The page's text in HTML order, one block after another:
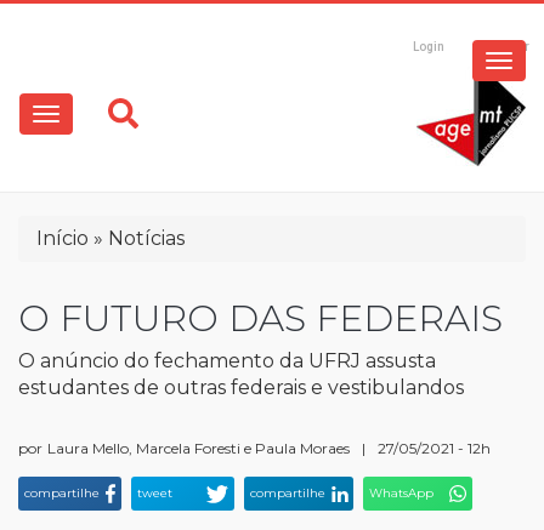
conteúdo
principal
Login Registrar
Main
navigation
Trilha
navegação
Início Notícias
O FUTURO DAS FEDERAIS
O anúncio do fechamento da UFRJ assusta
estudantes de outras federais e vestibulandos
por Laura Mello, Marcela Foresti e Paula Moraes | 27/05/2021 - 12h
compartilhe tweet compartilhe WhatsApp